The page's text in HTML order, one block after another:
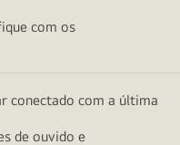
com os
conectado com a última
de ouvido e